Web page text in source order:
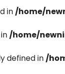
in/home/
/home/
defined in/